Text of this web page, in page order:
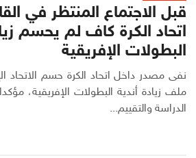
قبل الاجتماع المنتظر في
اتحاد الكرة كاف لم يحسم
البطولات الإفريقية
نفى مصدر داخل اتحاد الكرة حسم الاتحاد
ملف زيادة أندية البطولات الإفريقية،
الدراسة والتقييم...